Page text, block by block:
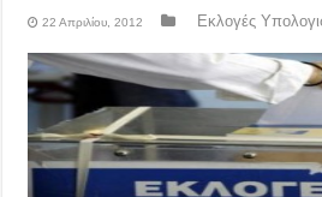
22 Απριλίου, 2012 Εκλογές